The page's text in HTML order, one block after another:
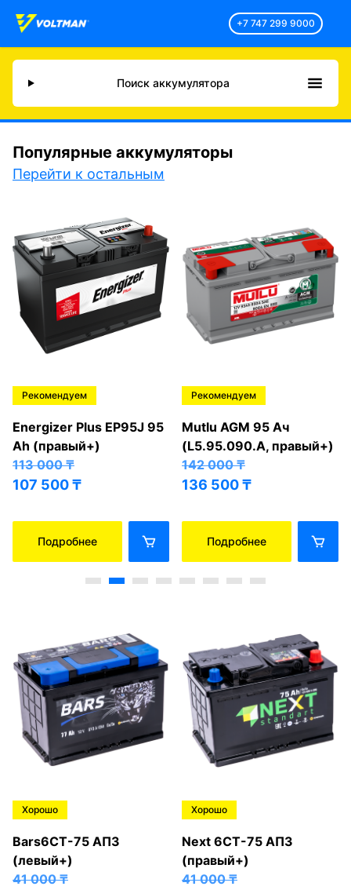
+7 747 299 9000
Поиск аккумулятора
Популярные аккумуляторы
Перейти к остальным
Рекомендуем
Energizer Plus EP95J 95
Ah (правый+)
113 000₸
107 500₸
Подробнее
Рекомендуем
Mutlu AGM 95 Ач
(L5.95.090.A, правый+)
142 000₸
136 500₸
Подробнее
Хорошо
Bars6СТ-75 АПЗ
(левый+)
41 000₸
Хорошо
Next 6СТ-75 АПЗ
(правый+)
41 000₸